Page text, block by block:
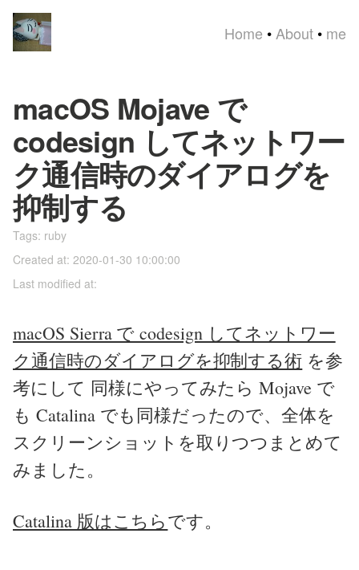
Home • About • me
macOS Mojave で
codesign してネットワー
ク通信時のダイアログを
抑制する
Tags: ruby
Created at: 2020-01-30 10:00:00
Last modified at:
macOS Sierra で codesign してネットワー
ク通信時のダイアログを抑制する術 を参
考にして 同様にやってみたら Mojave で
も Catalina でも同様だったので、全体を
スクリーンショットを取りつつまとめて
みました。
Catalina 版はこちらです。